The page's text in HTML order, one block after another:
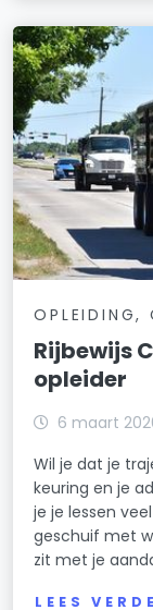
OPLEIDING,
Rijbewijs
opleider
6 maart
Wil je dat je
keuring en je
je je lessen
geschuif met
zit met je
LEES